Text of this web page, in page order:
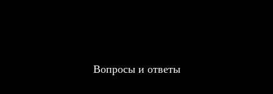
Вопросы и ответы